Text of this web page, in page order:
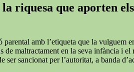
riquesa que aporten
amb l’etiqueta que la vulguem
maltractament en la seva infància i
ser sancionat per l’autoritat, a banda